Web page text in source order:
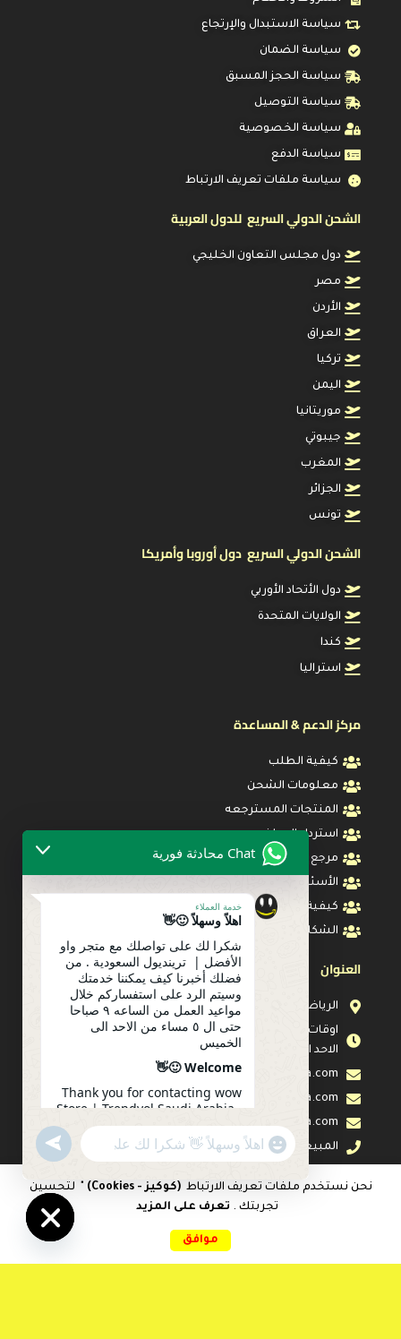
سياسة الاستبدال والإرتجاع
سياسة الضمان
سياسة الحجز المسبق
سياسة التوصيل
سياسة الخصوصية
سياسة الدفع
سياسة ملفات تعريف الارتباط
الشحن الدولي السريع للدول العربية
دول مجلس التعاون الخليجي
مصر
الأردن
العراق
تركيا
اليمن
موريتانيا
جيبوتي
المغرب
الجزائر
تونس
الشحن الدولي السريع دول أوروبا وأمريكا
دول الأتحاد الأوربي
الولايات المتحدة
كندا
استراليا
مركز الدعم & المساعدة
كيفية الطلب
معلومات الشحن
المنتجات المسترجعه
استرداد المبلغ
مرجع المقاس
الأسئلة المتكررة
كيفية تتبع طلبك
الشكاوي والأقتراحات
العنوان
الرياض
اوقات العمل : من الساعه ٩ صباحا حتى ال ٥ مساء من
الاحد الى الخميس
info@wow-sa.com
help@wow-sa.com
care@wow-sa.com
المبيعات :0592030422
جميع الحقوق محفوظة لدى مؤسسة واو الأفضل للتجارة
نحن نستخدم ملفات تعريف الارتباط (كوكيز - Cookies)
" لتحسين
تجربتك . تعرف على المزيد
موافق
المفضلات
Chat محادثة فورية
خدمة العملاء
اهلاً وسهلاً 🙂👋
شكرا لك على تواصلك مع متجر واو
الأفضل | ترينديول السعودية . من
فضلك أخبرنا كيف يمكننا خدمتك
وسيتم الرد على استفساركم خلال
مواعيد العمل من الساعه ٩ صباحا
حتى ال ٥ مساء من الاحد الى
الخميس
Welcome 🙂👋
Thank you for contacting wow
Store | Trendyol Saudi Arabia .
Please let us know how we can
serve you. Your inquiry will be
answered during working
Sunday to Thursday
15:46
"+chaty_settings.lang.emoji_picker+"
WhatsApp
undefined